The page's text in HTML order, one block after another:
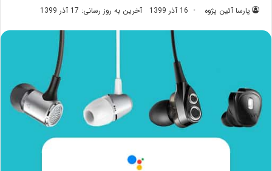
پارسا آئین پژوه 16 آذر 1399 آخرین به روز رسانی: 17 آذر 1399